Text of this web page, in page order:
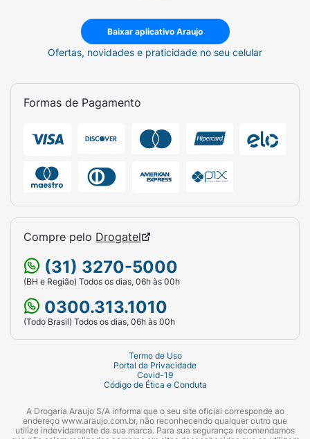
Baixar aplicativo Araujo
Ofertas, novidades e praticidade no seu celular
Formas de Pagamento
Compre pelo Drogatel
(31) 3270-5000
(BH e Região) Todos os dias, 06h às 00h
0300.313.1010
(Todo Brasil) Todos os dias, 06h às 00h
Termo de Uso
Portal da Privacidade
Covid-19
Código de Ética e Conduta
A Drogaria Araujo S/A informa que o seu site oficial corresponde ao
endereço www.araujo.com.br, não reconhecendo qualquer outro que
utilize indevidamente da sua marca. Para sua segurança recomendamos